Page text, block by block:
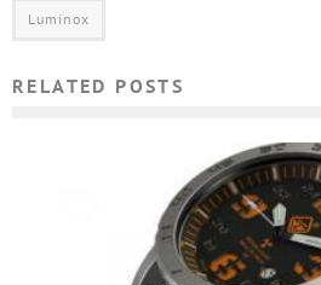
Luminox
RELATED POSTS